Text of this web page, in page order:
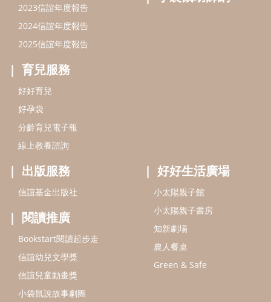
出版服務
信誼基金出版社
閱讀推廣
Bookstart閱讀起步走
信誼幼兒文學獎
信誼兒童動畫獎
小袋鼠說故事劇團
service@hsin-yi.org.tw
信誼好好育兒
小太陽親子書房
(02)2396-5305轉2345 (週一～週五 9:00～18:00)
認識信誼 合作洽談 智慧財產權聲明
本網站建議使用IE9(含以上)或 Google Chrome 版本瀏覽器
信誼基金會/上誼文化實業股份有限公司 版權所有 ©